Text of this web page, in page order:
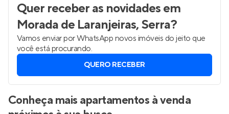
Quer receber as novidadesem
Morada de Laranjeiras, Serra?
Vamos enviar por WhatsApp novos imóveis do jeito que
você está procurando.
QUERO RECEBER
Conheça mais apartamentos à venda